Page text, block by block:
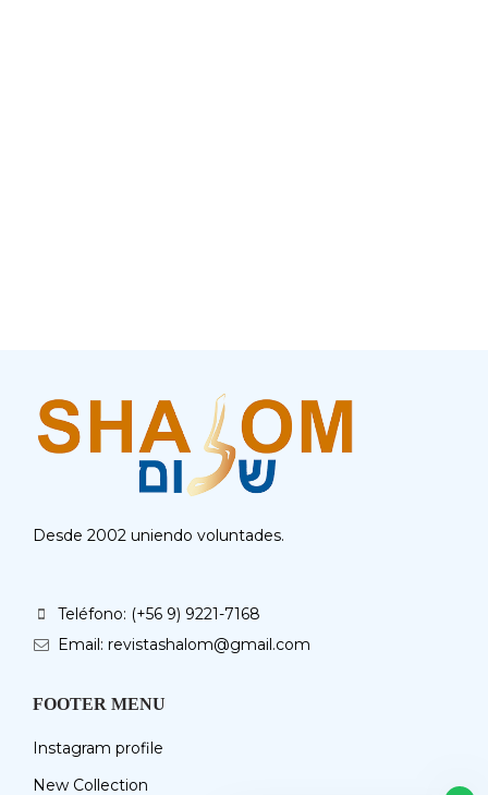
Desde 2002 uniendo voluntades.
Teléfono: (+56 9) 9221-7168
Email: revistashalom@gmail.com
FOOTER MENU
Instagram profile
New Collection